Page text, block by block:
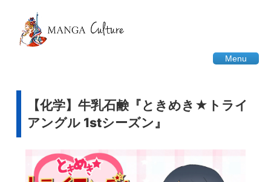
Menu
【化学】牛乳石鹸『ときめき★トライ
アングル 1stシーズン』